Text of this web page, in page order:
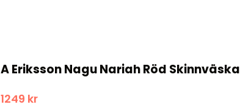
A Eriksson Nagu Nariah Röd Skinnväska
1249 kr